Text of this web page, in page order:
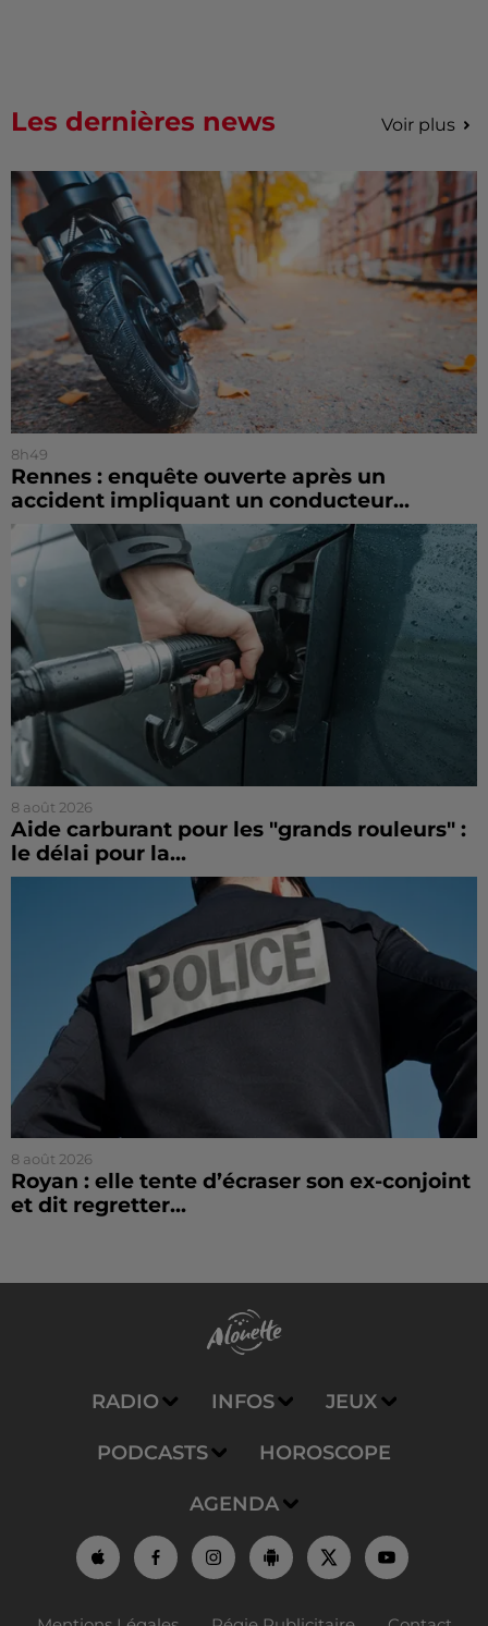
Les dernières news Voir plus
8h49
Rennes : enquête ouverte après un
accident impliquant un conducteur...
8 août 2026
Aide carburant pour les "grands rouleurs" :
le délai pour la...
8 août 2026
Royan : elle tente d’écraser son ex-conjoint
et dit regretter...
RADIO INFOS JEUX
PODCASTS HOROSCOPE
AGENDA